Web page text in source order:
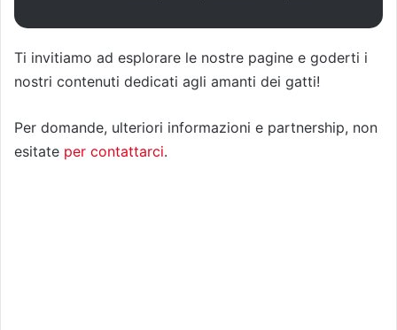
Ti invitiamo ad esplorare le nostre pagine e goderti i
nostri contenuti dedicati agli amanti dei gatti!
Per domande, ulteriori informazioni e partnership, non
esitate per contattarci.